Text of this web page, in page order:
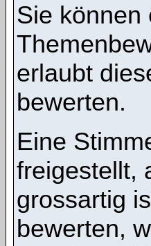
Sie können
erlaubt
bewerten.
Eine
freigestellt,
grossartig
bewerten,